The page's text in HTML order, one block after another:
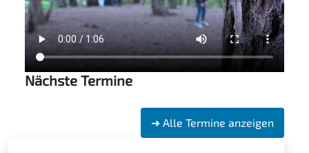
Nächste Termine
➜ Alle Termine anzeigen